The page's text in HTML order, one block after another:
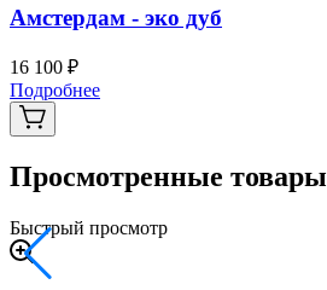
Амстердам - эко дуб
16 100 ₽
Подробнее
Просмотренные товары
Быстрый просмотр